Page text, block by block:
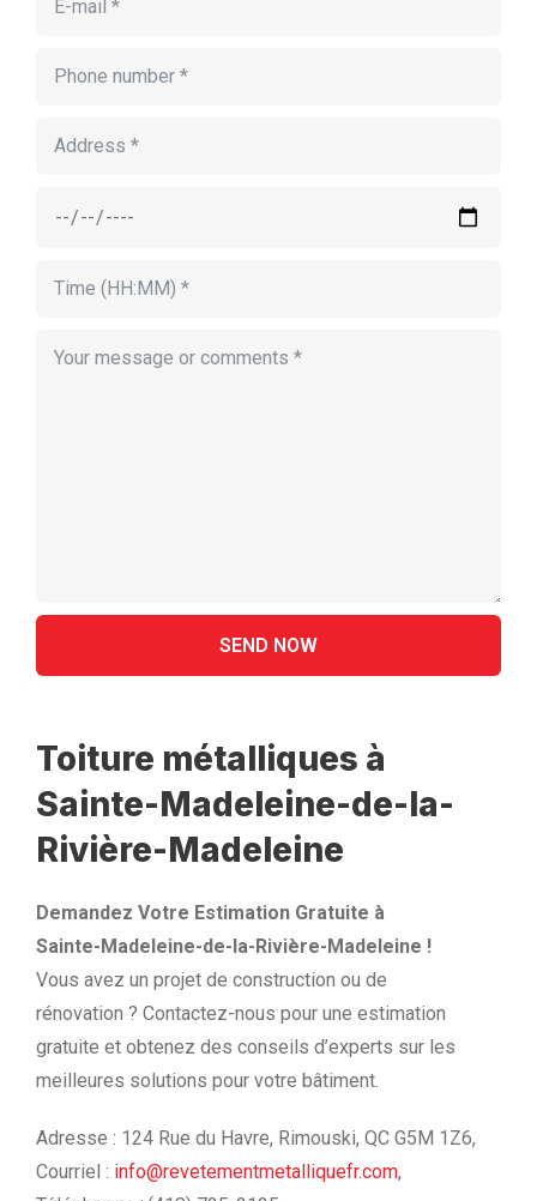
Toiture métalliques à
Sainte-Madeleine-de-la-
Rivière-Madeleine
Demandez Votre Estimation Gratuite à
Sainte-Madeleine-de-la-Rivière-Madeleine !
Vous avez un projet de construction ou de
rénovation ? Contactez-nous pour une estimation
gratuite et obtenez des conseils d’experts sur les
meilleures solutions pour votre bâtiment.
Adresse : 124 Rue du Havre, Rimouski, QC G5M 1Z6,
Courriel : info@revetementmetalliquefr.com,